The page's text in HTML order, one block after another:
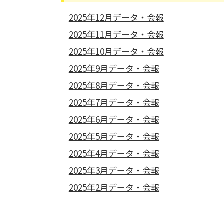
2025年12月データ・会報
2025年11月データ・会報
2025年10月データ・会報
2025年9月データ・会報
2025年8月データ・会報
2025年7月データ・会報
2025年6月データ・会報
2025年5月データ・会報
2025年4月データ・会報
2025年3月データ・会報
2025年2月データ・会報